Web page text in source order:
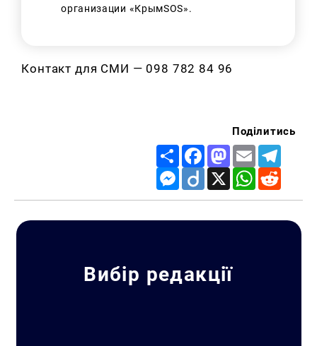
организации «КрымSOS».
Контакт для СМИ — 098 782 84 96
Поділитись
Share FacebookMastodon
Email
Messenger
Diigo X WhatsApp
Вибір редакції